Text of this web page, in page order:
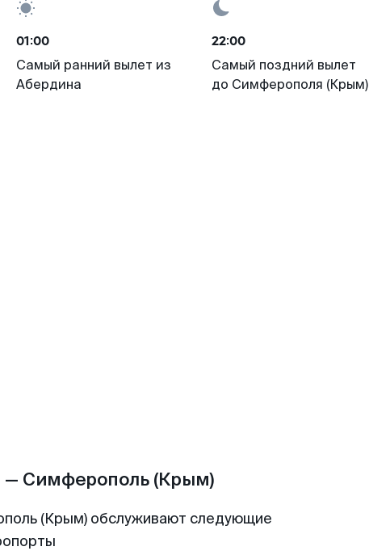
01:00
Самый ранний вылет из
Абердина
22:00
Самый поздний вылет
до Симферополя (Крым)
— Симферополь (Крым)
(Крым) обслуживают следующие